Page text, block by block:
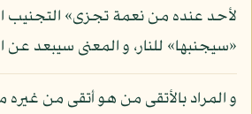
لأحد عنده من نعمة تجزى» التجنيب
«سيجنبها» للنار، و المعنى سيبعد عن
و المراد بالأتقى من هو أتقى من